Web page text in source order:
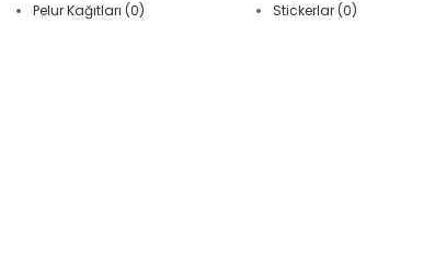
Pelur Kağıtları (0)
Stickerlar (0)